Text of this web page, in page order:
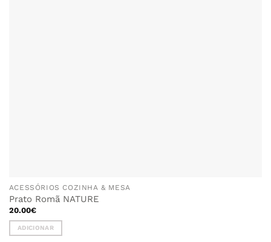
ACESSÓRIOS COZINHA & MESA
Prato Romã NATURE
20.00€
ADICIONAR